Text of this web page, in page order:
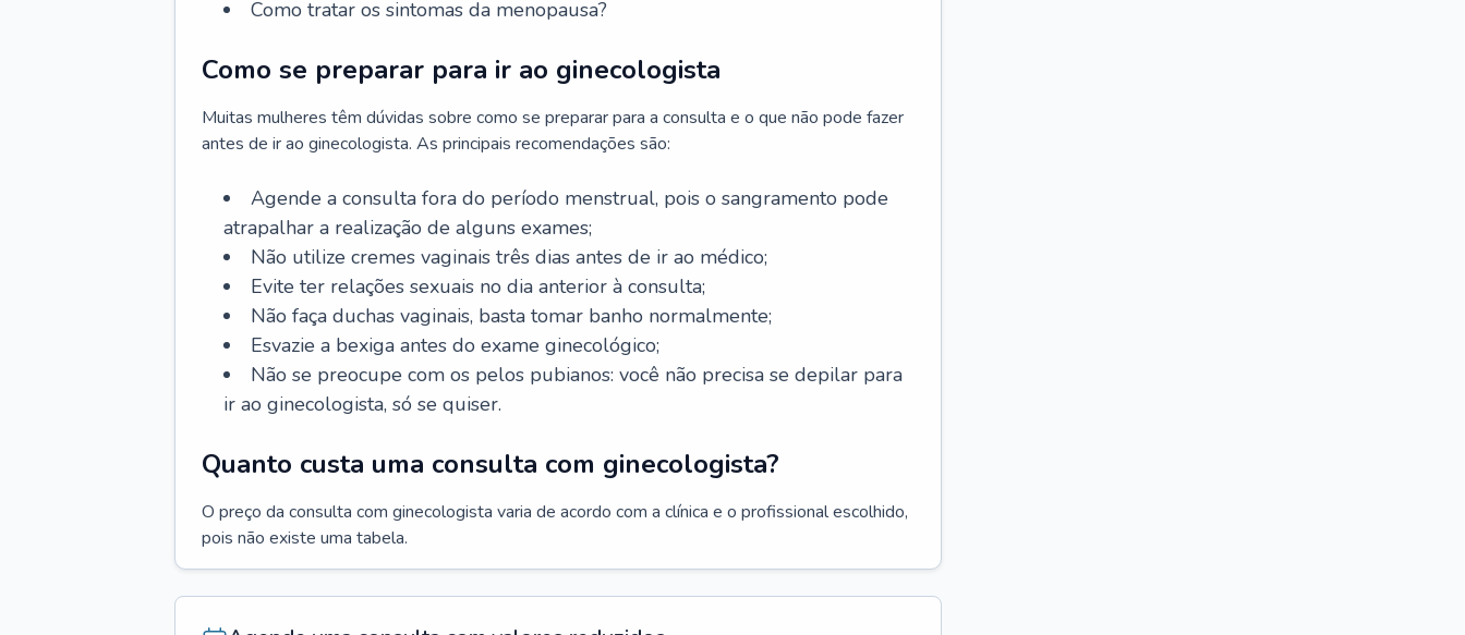
Como tratar os sintomas da menopausa?
Como se preparar para ir ao ginecologista
Muitas mulheres têm dúvidas sobre como se preparar para a consulta e o que não pode fazer
antes de ir ao ginecologista. As principais recomendações são:
Agende a consulta fora do período menstrual, pois o sangramento pode
atrapalhar a realização de alguns exames;
Não utilize cremes vaginais três dias antes de ir ao médico;
Evite ter relações sexuais no dia anterior à consulta;
Não faça duchas vaginais, basta tomar banho normalmente;
Esvazie a bexiga antes do exame ginecológico;
Não se preocupe com os pelos pubianos: você não precisa se depilar para
ir ao ginecologista, só se quiser.
Quanto custa uma consulta com ginecologista?
O preço da consulta com ginecologista varia de acordo com a clínica e o profissional escolhido,
pois não existe uma tabela.